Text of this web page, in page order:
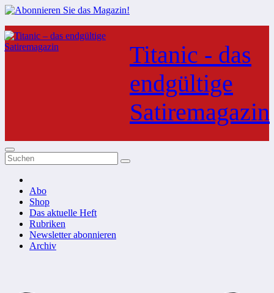
Zum
Inhalt
springen
Titanic - das
endgültige
Satiremagazin
Abo
Shop
Das aktuelle Heft
Rubriken
Newsletter abonnieren
Archiv